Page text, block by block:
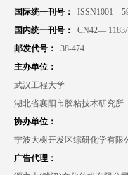
国际统一刊号：
国内统一刊号：
CN42—
邮发代号：
38-474
主办单位：
武汉工程大学
湖北省襄阳市胶粘技术研究所
协办单位：
宁波大榭开发区综研化学有限
广告代理：